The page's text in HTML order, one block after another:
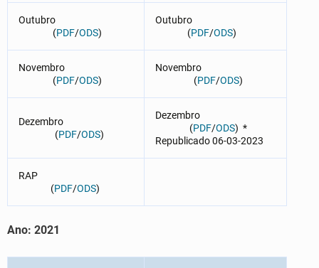
Outubro
(PDF/ODS)
Outubro
(PDF/ODS)
Novembro
(PDF/ODS)
Novembro
(PDF/ODS)
Dezembro
(PDF/ODS)
Dezembro
(PDF/ODS) *
Republicado 06-03-2023
RAP
(PDF/ODS)
Ano: 2021